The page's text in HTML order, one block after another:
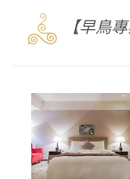
3 【早鳥